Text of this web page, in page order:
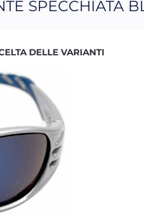
SPECCHIATA
DELLE VARIANTI